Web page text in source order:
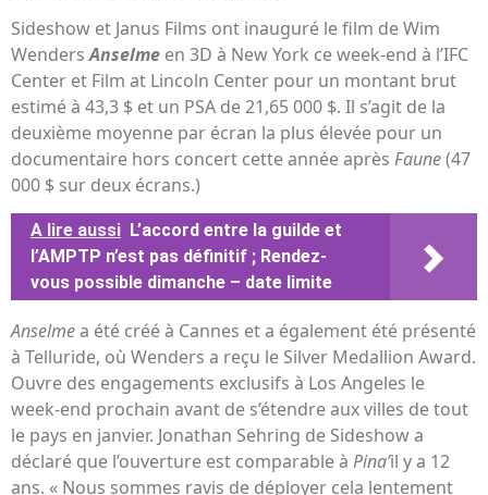
Sideshow et Janus Films ont inauguré le film de Wim
WendersAnselme en 3D à New York ce week-end à l’IFC
Center et Film at Lincoln Center pour un montant brut
estimé à 43,3 $ et un PSA de 21,65 000 $. Il s’agit de la
deuxième moyenne par écran la plus élevée pour un
documentaire hors concert cette année après Faune(47
000 $ sur deux écrans.)
A lire aussi L’accord entre la guilde et
l’AMPTP n’est pas définitif ; Rendez-
vous possible dimanche – date limite
Anselmea été créé à Cannes et a également été présenté
à Telluride, où Wenders a reçu le Silver Medallion Award.
Ouvre des engagements exclusifs à Los Angeles le
week-end prochain avant de s’étendre aux villes de tout
le pays en janvier. Jonathan Sehring de Sideshow a
déclaré que l’ouverture est comparable à Pina’il y a 12
ans. « Nous sommes ravis de déployer cela lentement